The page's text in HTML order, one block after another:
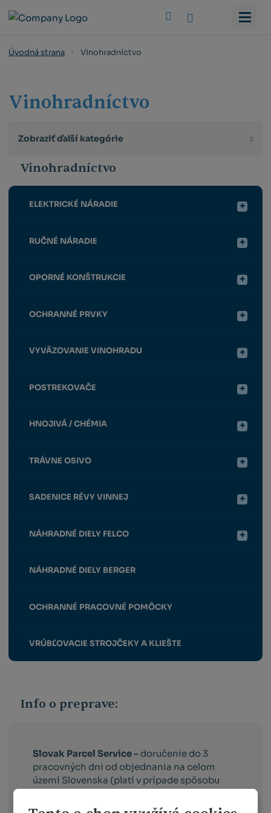
Úvodná strana Vinohradníctvo
Vinohradníctvo
Zobraziť ďalší kategórie
Vinohradníctvo
ELEKTRICKÉ NÁRADIE
RUČNÉ NÁRADIE
OPORNÉ KONŠTRUKCIE
OCHRANNÉ PRVKY
VYVÄZOVANIE VINOHRADU
POSTREKOVAČE
HNOJIVÁ / CHÉMIA
TRÁVNE OSIVO
SADENICE RÉVY VINNEJ
NÁHRADNÉ DIELY FELCO
NÁHRADNÉ DIELY BERGER
OCHRANNÉ PRACOVNÉ POMÔCKY
VRÚBĽOVACIE STROJČEKY A KLIEŠTE
Info o preprave:
Slovak Parcel Service – doručenie do 3
pracovných dni od objednania na celom
území Slovenska (platí v prípade spôsobu